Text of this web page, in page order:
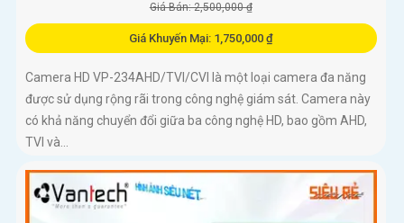
Giá Bán: 2,500,000 ₫
Giá Khuyến Mại: 1,750,000 ₫
Camera HD VP-234AHD/TVI/CVI là một loại camera đa năng
được sử dụng rộng rãi trong công nghệ giám sát. Camera này
có khả năng chuyển đổi giữa ba công nghệ HD, bao gồm AHD,
TVI và...